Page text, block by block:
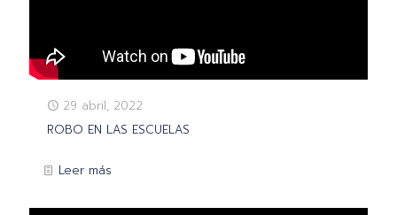
29 abril, 2022
ROBO EN LAS ESCUELAS
Leer más